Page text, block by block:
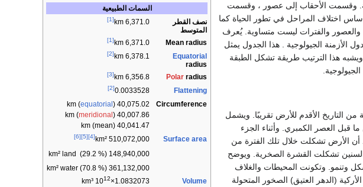
السمات الطبيعية
نصف القطر
المتوسط
6,371.0 km
[1]
Mean radius
6,371.0 km
[1]
Equatorial
radius
6,378.1 km
[2]
Polar radius
6,356.8 km
[3]
Flattening
0.0033528
[2]
Circumference
40,075.02 km (
equatorial )
40,007.86 km (
meridional )
40,041.47 km (mean)
Surface area
510,072,000 km²
[4]
[5]
[6]
148,940,000 km² land (29.2 %)
361,132,000 km² water (70.8 %)
Volume
1.0832073×10
12
وقسمت الأحقاب إلى عصور ، وقسمت
اختلاف المراحل في تطور الحياة كما
والعصور والفترات ليست متساوية. يُعرف
الأزمنة الجيولوجية . هذا الجدول يمثل
هذا الترتيب طريقة تشكل الطبقة
العتيق) وحقب الحياة البدائية أول 4 بلايين سنة من التاريخ الأقدم للأرض تقريبًا. ويشمل
غالبًا زمن ما قبل العصر الكمبري. وأثناء الجزء
أن الأرض تشكلت خلال تلك الفترة من
تشكلت القشرة الصخرية. ويوضح
وتنمو. وتكونت المحيطات والغلاف
(الدهر العتيق) الصخور المتحولة